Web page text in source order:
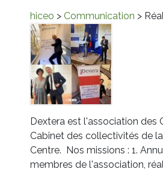
hiceo > Communication >
Dextera est l'association des
Cabinet des collectivités de
Centre. Nos missions : 1.
membres de l'association,